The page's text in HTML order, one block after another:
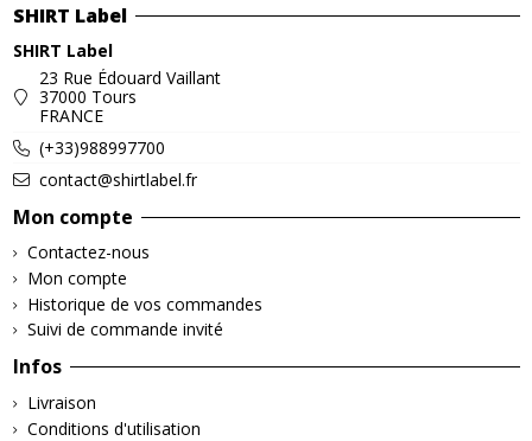
SHIRT Label
SHIRT Label
23 Rue Édouard Vaillant
37000 Tours
FRANCE
(+33)988997700
contact@shirtlabel.fr
Mon compte
Contactez-nous
Mon compte
Historique de vos commandes
Suivi de commande invité
Infos
Livraison
Conditions d'utilisation